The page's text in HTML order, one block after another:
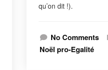
qu’on dit !).
No Comments
Noël pro-Egalité